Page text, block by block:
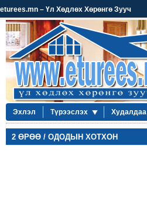
eturees.mn – Үл Хөдлөх Хөрөнгө Зууч
Эхлэл Түрээслэх Худалдаа
2 ӨРӨӨ / ОДОДЫН ХОТХОН